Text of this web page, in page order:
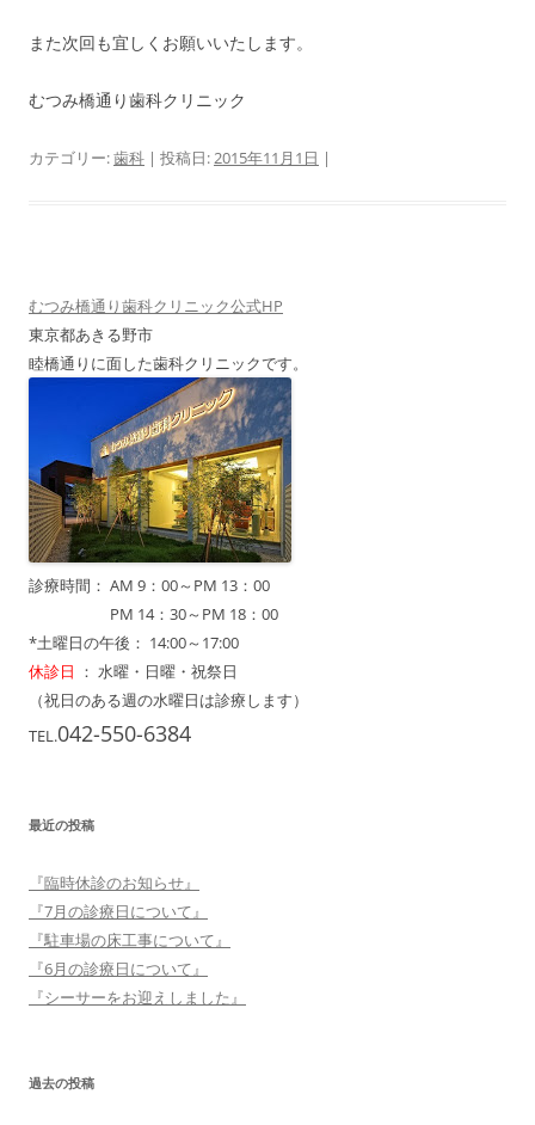
また次回も宜しくお願いいたします。
むつみ橋通り歯科クリニック
カテゴリー:歯科 | 投稿日:2015年11月1日 |
むつみ橋通り歯科クリニック公式HP
東京都あきる野市
睦橋通りに面した歯科クリニックです。
診療時間： AM 9：00～PM 13：00
PM 14：30～PM 18：00
*土曜日の午後： 14:00～17:00
休診日 ： 水曜・日曜・祝祭日
（祝日のある週の水曜日は診療します）
TEL.042-550-6384
最近の投稿
『臨時休診のお知らせ』
『7月の診療日について』
『駐車場の床工事について』
『6月の診療日について』
『シーサーをお迎えしました』
過去の投稿